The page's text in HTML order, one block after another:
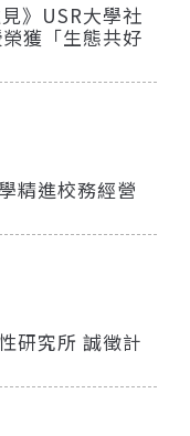
》USR大學社
獲「生態共好
精進校務經營
研究所 誠徵計